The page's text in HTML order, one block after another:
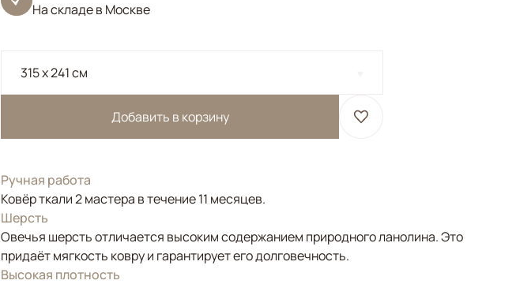
На складе в Москве
315 x 241 см
Добавить в корзину
Ручная работа
Ковёр ткали 2 мастера в течение 11 месяцев.
Шерсть
Овечья шерсть отличается высоким содержанием природного ланолина. Это
придаёт мягкость ковру и гарантирует его долговечность.
Высокая плотность